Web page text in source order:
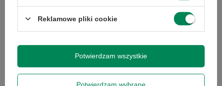
Komputer gotowy do pracy.
Podłącz komputer, aktywuj system i ciesz się z
Reklamowe pliki cookie
Potwierdzam wszystkie